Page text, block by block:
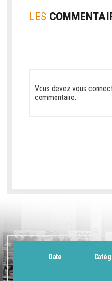
LES
Vous devez vous
commentaire.
Date